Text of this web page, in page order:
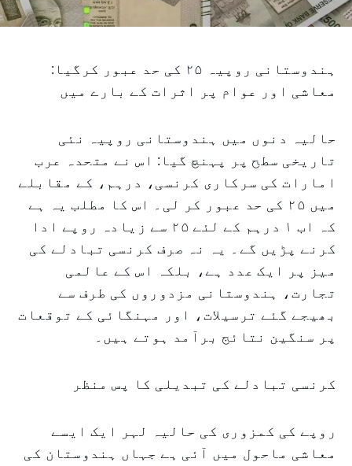
ہندوستانی روپیہ ۲۵ کی حد عبور کرگیا:
معاشی اور عوام پر اثرات کے بارے میں
حالیہ دنوں میں ہندوستانی روپیہ نئی
تاریخی سطح پر پہنچ گیا: اس نے متحدہ عرب
امارات کی سرکاری کرنسی، درہم، کے مقابلے
میں ۲۵ کی حد عبور کر لی۔ اس کا مطلب یہ ہے
کہ اب ۱ درہم کے لئے ۲۵ سے زیادہ روپے ادا
کرنے پڑیں گے۔ یہ نہ صرف کرنسی تبادلے کی
میز پر ایک عدد ہے، بلکہ اس کے عالمی
تجارت، ہندوستانی مزدوروں کی طرف سے
بھیجے گئے ترسیلات، اور مہنگائی کے توقعات
پر سنگین نتائج برآمد ہوتے ہیں۔
کرنسی تبادلے کی تبدیلی کا پس منظر
روپے کی کمزوری کی حالیہ لہر ایک ایسے
معاشی ماحول میں آئی ہے جہاں ہندوستان کی